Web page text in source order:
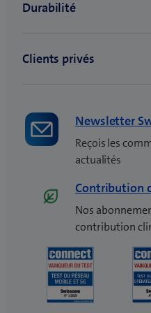
ê
)
Newsletter
Reçois les
actualités
Contribution
Nos
contribution